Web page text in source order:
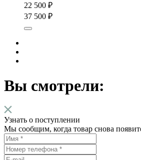
22 500 ₽
37 500 ₽
Вы смотрели:
Узнать о поступлении
Мы сообщим, когда товар снова